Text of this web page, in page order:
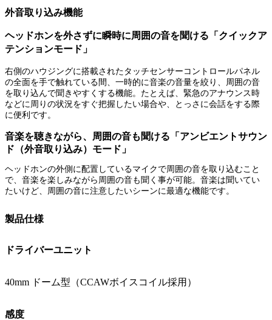
外音取り込み機能
ヘッドホンを外さずに瞬時に周囲の音を聞ける「クイックア
テンションモード」
右側のハウジングに搭載されたタッチセンサーコントロールパネル
の全面を手で触れている間、一時的に音楽の音量を絞り、周囲の音
を取り込んで聞きやすくする機能。たとえば、緊急のアナウンス時
などに周りの状況をすぐ把握したい場合や、とっさに会話をする際
に便利です。
音楽を聴きながら、周囲の音も聞ける「アンビエントサウン
ド（外音取り込み）モード」
ヘッドホンの外側に配置しているマイクで周囲の音を取り込むこと
で、音楽を楽しみながら周囲の音も聞く事が可能。音楽は聞いてい
たいけど、周囲の音に注意したいシーンに最適な機能です。
製品仕様
ドライバーユニット
40mm ドーム型（CCAWボイスコイル採用）
感度